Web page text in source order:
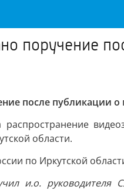
поручение
после публикации
области.
по Иркутской
и.о. руководителя